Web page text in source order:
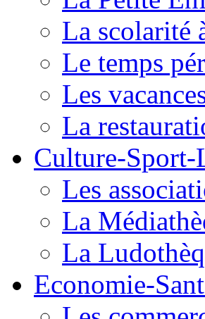
La scolarité
Le temps
Les
La
Culture-Sport-
Les
La
La
Economie-